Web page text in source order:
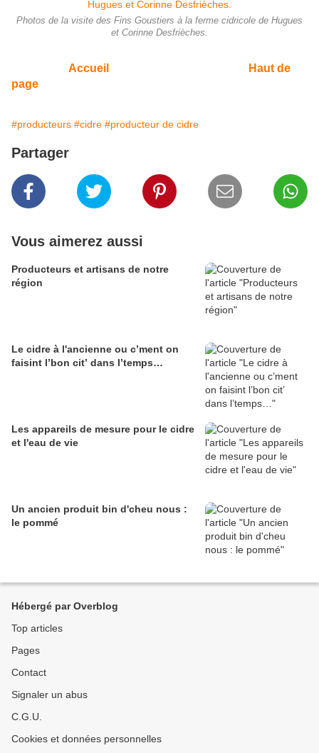
Photos de la visite des Fins Goustiers à la ferme cidricole de Hugues
et Corinne Desfrièches.
Accueil
Haut de
page
#producteurs #cidre #producteur de cidre
Partager
Vous aimerez aussi
Producteurs et artisans de notre
région
Le cidre à l'ancienne ou c’ment on
faisint l’bon cit’ dans l’temps…
Les appareils de mesure pour le cidre
et l'eau de vie
Un ancien produit bin d'cheu nous :
le pommé
Hébergé par Overblog
Top articles
Pages
Contact
Signaler un abus
C.G.U.
Cookies et données personnelles